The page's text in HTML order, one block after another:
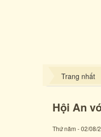
Trang nhất
Hội An
Thứ năm - 02/08/